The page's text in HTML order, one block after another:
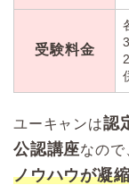
受験料金
ユーキャンは認
公認講座なので
ノウハウが凝